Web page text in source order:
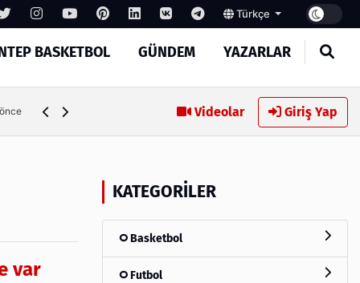
Türkçe
BASKETBOL GÜNDEM YAZARLAR
Memik Yılmaz: "Daha güzel bir futbol seyrettirmek için
Videolar Giriş Yap
var
KATEGORILER
Basketbol
Futbol